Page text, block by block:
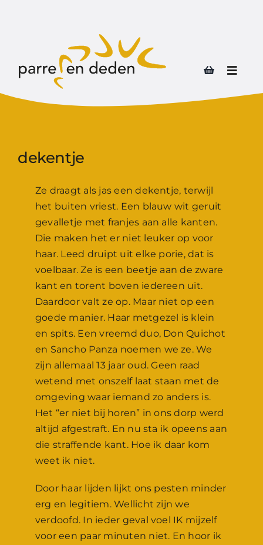
dekentje
Ze draagt als jas een dekentje, terwijl
het buiten vriest. Een blauw wit geruit
gevalletje met franjes aan alle kanten.
Die maken het er niet leuker op voor
haar. Leed druipt uit elke porie, dat is
voelbaar. Ze is een beetje aan de zware
kant en torent boven iedereen uit.
Daardoor valt ze op. Maar niet op een
goede manier. Haar metgezel is klein
en spits. Een vreemd duo, Don Quichot
en Sancho Panza noemen we ze. We
zijn allemaal 13 jaar oud. Geen raad
wetend met onszelf laat staan met de
omgeving waar iemand zo anders is.
Het “er niet bij horen” in ons dorp werd
altijd afgestraft. En nu sta ik opeens aan
die straffende kant. Hoe ik daar kom
weet ik niet.
Door haar lijden lijkt ons pesten minder
erg en legitiem. Wellicht zijn we
verdoofd. In ieder geval voel IK mijzelf
voor een paar minuten niet. En hoor ik